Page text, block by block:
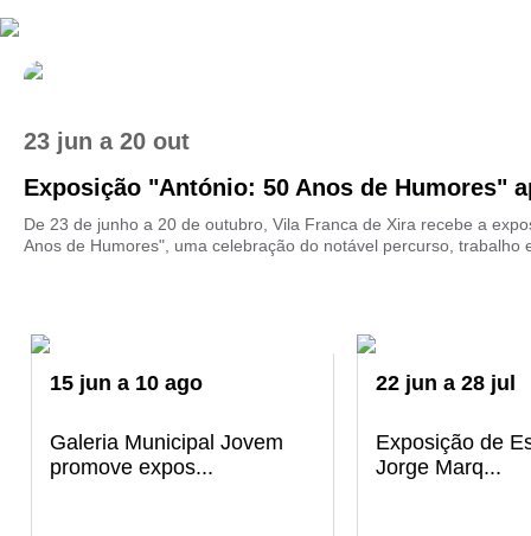
23 jun a20 out
Exposição "António: 50 Anos de Humores"
De 23 de junho a 20 de outubro, Vila Franca de Xira recebe a
Anos de Humores", uma celebração do notável percurso, trabalho
15 jun a 10 ago
Galeria Municipal Jovem
promove expos...
22 jun a 28 jul
Exposição de
Jorge Marq...